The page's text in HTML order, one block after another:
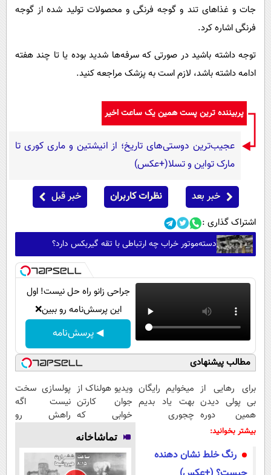
جات و غذاهای تند و گوجه فرنگی و محصولات تولید شده از گوجه
فرنگی اشاره کرد.
توجه داشته باشید در صورتی که سرفه‌ها شدید بوده یا تا چند هفته
ادامه داشته باشد، لازم است به پزشک مراجعه کنید.
پربیننده ترین پست همین یک ساعت اخیر
عجیب‌ترین دوستی‌های تاریخ؛ از انیشتین و ماری کوری تا
مارک تواین و تسلا(+عکس)
خبر بعد نظرات کاربران خبر قبل
اشتراک گذاری :
دسته‌موتور خراب چه ارتباطی با تقه گیربکس دارد؟
جراحی زانو راه حل نیست! اول
این پرسش‌نامه رو ببین❌
◀ پرسش‌نامه
مطالب پیشنهادی
برای رهایی از
بی پولی دیدن
همین دوره
رایگان کافیه!
کن)
میخوایم رایگان
بهت یاد بدیم
چجوری
مجانیه
ویدیو هولناک از
جوان کارتن
خوابی که
میلیاردر شد.
آموزش رایگان
پولسازی سخت
نیست اگه
راهش رو
بیشتر بخوانید:
رنگ خلط نشان دهنده
تماشاخانه